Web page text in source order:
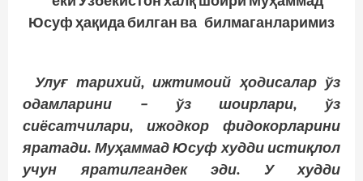
Юсуф ҳақида билган ва билмаганларимиз
Улуғ тарихий, ижтимоий ҳодисалар ўз
одамларини – ўз шоирлари, ўз
сиёсатчилари, ижодкор фидокорларини
яратади. Муҳаммад Юсуф худди истиқлол
учун яратилгандек эди. У худди